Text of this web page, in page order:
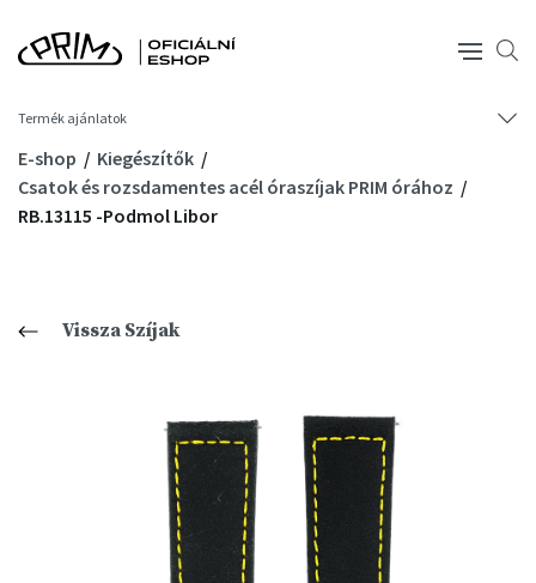
Termék ajánlatok
E-shop
Kiegészítők
Csatok és rozsdamentes acél óraszíjak PRIM órához
RB.13115 -Podmol Libor
Vissza Szíjak